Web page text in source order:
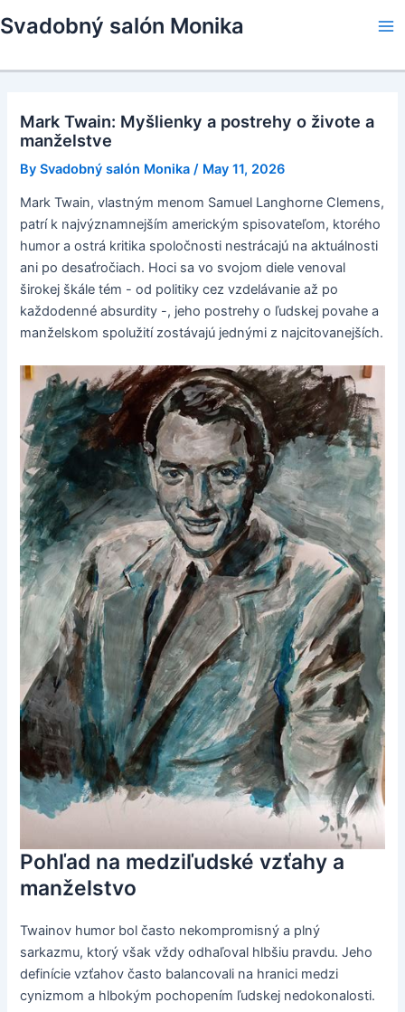
to
Svadobný salón Monika
Mark Twain: Myšlienky a postrehy o živote a
manželstve
BySvadobný salón Monika / May 11, 2026
Mark Twain, vlastným menom Samuel Langhorne Clemens,
patrí k najvýznamnejším americkým spisovateľom, ktorého
humor a ostrá kritika spoločnosti nestrácajú na aktuálnosti
ani po desaťročiach. Hoci sa vo svojom diele venoval
širokej škále tém - od politiky cez vzdelávanie až po
každodenné absurdity -, jeho postrehy o ľudskej povahe a
manželskom spolužití zostávajú jednými z najcitovanejších.
Pohľad na medziľudské vzťahy a
manželstvo
Twainov humor bol často nekompromisný a plný
sarkazmu, ktorý však vždy odhaľoval hlbšiu pravdu. Jeho
definície vzťahov často balancovali na hranici medzi
cynizmom a hlbokým pochopením ľudskej nedokonalosti.